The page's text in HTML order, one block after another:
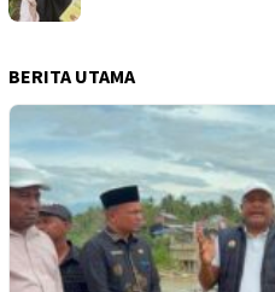
BERITA UTAMA